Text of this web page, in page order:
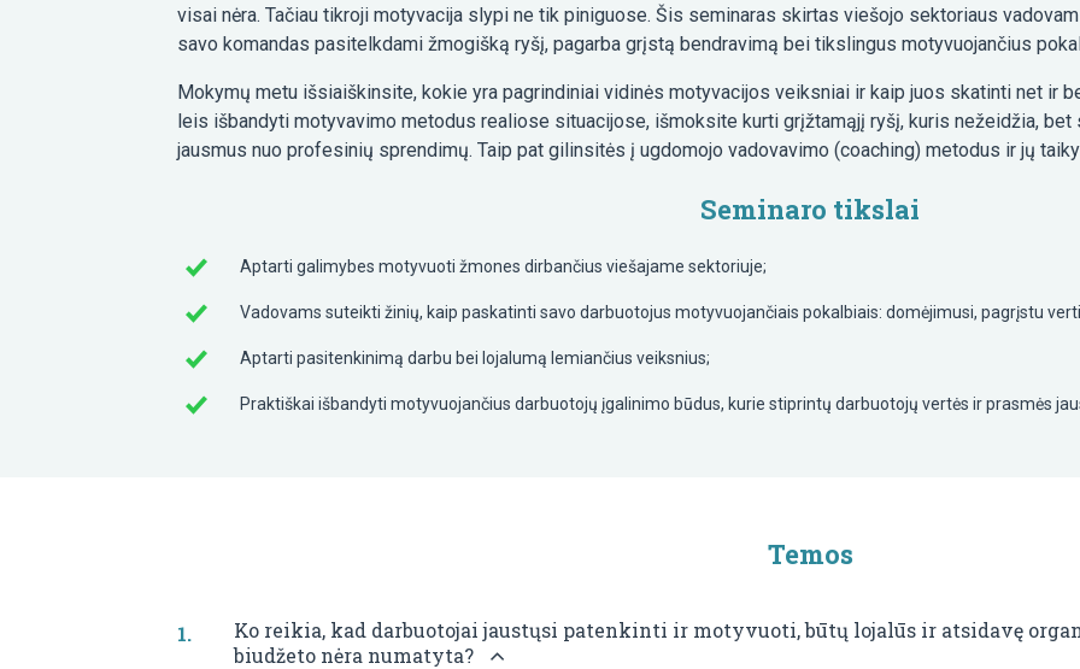
visai nėra. Tačiau tikroji motyvacija slypi ne tik piniguose. Šis seminaras skirtas viešojo sektoriaus
savo komandas pasitelkdami žmogišką ryšį, pagarba grįstą bendravimą bei tikslingus motyvuojančius
Mokymų metu išsiaiškinsite, kokie yra pagrindiniai vidinės motyvacijos veiksniai ir kaip juos skatinti net ir
leis išbandyti motyvavimo metodus realiose situacijose, išmoksite kurti grįžtamąjį ryšį, kuris nežeidžia,
jausmus nuo profesinių sprendimų. Taip pat gilinsitės į ugdomojo vadovavimo (coaching) metodus ir jų
Seminaro tikslai
Aptarti galimybes motyvuoti žmones dirbančius viešajame sektoriuje;
Vadovams suteikti žinių, kaip paskatinti savo darbuotojus motyvuojančiais pokalbiais: domėjimusi, pagrįstu
Aptarti pasitenkinimą darbu bei lojalumą lemiančius veiksnius;
Praktiškai išbandyti motyvuojančius darbuotojų įgalinimo būdus, kurie stiprintų darbuotojų vertės ir prasmės
Temos
Ko reikia, kad darbuotojai jaustųsi patenkinti ir motyvuoti, būtų lojalūs ir atsidavę
biudžeto nėra numatyta?